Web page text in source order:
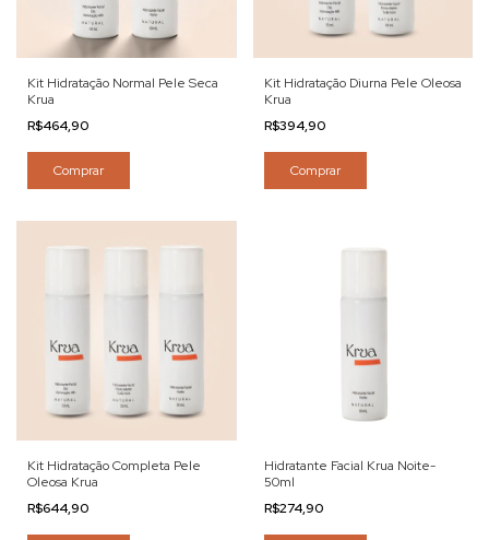
Kit Hidratação Normal Pele Seca
Krua
R$464,90
Kit Hidratação Diurna Pele Oleosa
Krua
R$394,90
Kit Hidratação Completa Pele
Oleosa Krua
R$644,90
Hidratante Facial Krua Noite-
50ml
R$274,90